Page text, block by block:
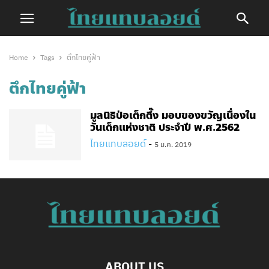
Home Tags ตึกไทยคู่ฟ้า
ตึกไทยคู่ฟ้า
มูลนิธิป่อเต็กตึ๊ง มอบของขวัญเนื่องใน
วันเด็กแห่งชาติ ประจำปี พ.ศ.2562
ไทยแทบลอยด์ - 5 ม.ค. 2019